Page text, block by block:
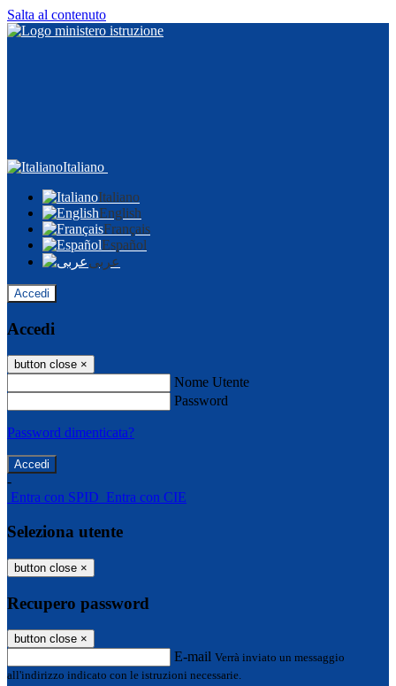
Salta al contenuto
Italiano
Italiano
English
Français
Español
عربى
Accedi
Accedi
button close ×
Nome Utente
Password
Password dimenticata?
-
Entra con SPID Entra con CIE
Seleziona utente
button close ×
Recupero password
button close ×
E-mail Verrà inviato un messaggio
all'indirizzo indicato con le istruzioni necessarie.